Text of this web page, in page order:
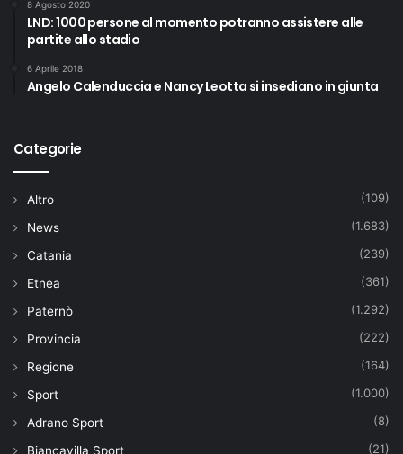
8 Agosto 2020
LND: 1000 persone al momento potranno assistere alle
partite allo stadio
6 Aprile 2018
Angelo Calenduccia e Nancy Leotta si insediano in giunta
Categorie
Altro (109)
News (1.683)
Catania (239)
Etnea (361)
Paternò (1.292)
Provincia (222)
Regione (164)
Sport (1.000)
Adrano Sport (8)
Biancavilla Sport (21)